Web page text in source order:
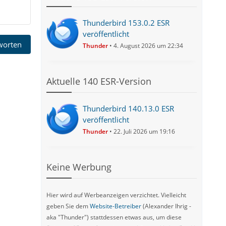
Thunderbird 153.0.2 ESR
veröffentlicht
Thunder 4. August 2026 um 22:34
Aktuelle 140 ESR-Version
Thunderbird 140.13.0 ESR
veröffentlicht
Thunder 22. Juli 2026 um 19:16
Keine Werbung
Hier wird auf Werbeanzeigen verzichtet. Vielleicht
geben Sie demWebsite-Betreiber(Alexander Ihrig -
aka "Thunder") stattdessen etwas aus, um diese